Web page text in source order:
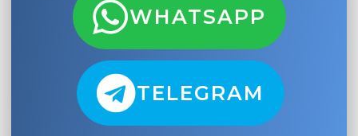
WHATSAPP
TELEGRAM